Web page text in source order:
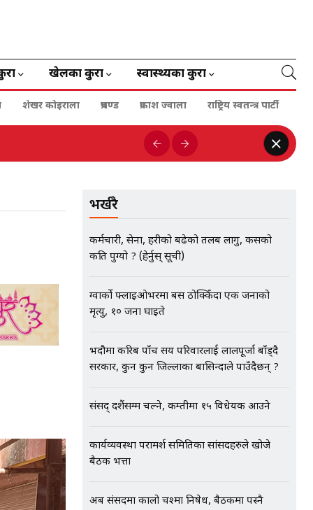
खेलका कुरा स्वास्थ्यका कुरा
शेखर कोइराला प्रचण्ड प्रकाश ज्वाला राष्ट्रिय स्वतन्त्र पार्टी
भर्खरै
कर्मचारी, सेना, प्रहरीको बढेको तलब लागु, कसको
कति पुग्यो ? (हेर्नुस् सूची)
ग्वार्को फ्लाइओभरमा बस ठोक्किँदा एक जनाको
मृत्यु, १० जना घाइते
भदौमा करिब पाँच सय परिवारलाई लालपूर्जा बाँड्दै
सरकार, कुन कुन जिल्लाका बासिन्दाले पाउँदैछन् ?
संसद् दशैंसम्म चल्ने, कम्तीमा १५ विधेयक आउने
कार्यव्यवस्था परामर्श समितिका सांसदहरुले खोजे
बैठक भत्ता
अब संसदमा कालो चश्मा निषेध, बैठकमा पस्नै